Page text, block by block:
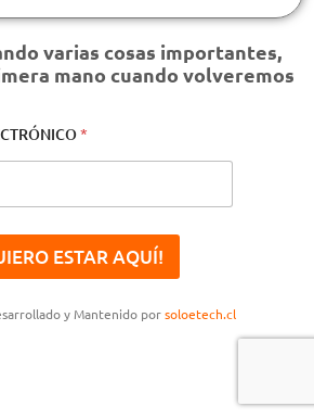
varias cosas importantes,
mano cuando volveremos
*
ESTAR AQUÍ!
y Mantenido porsoloetech.cl